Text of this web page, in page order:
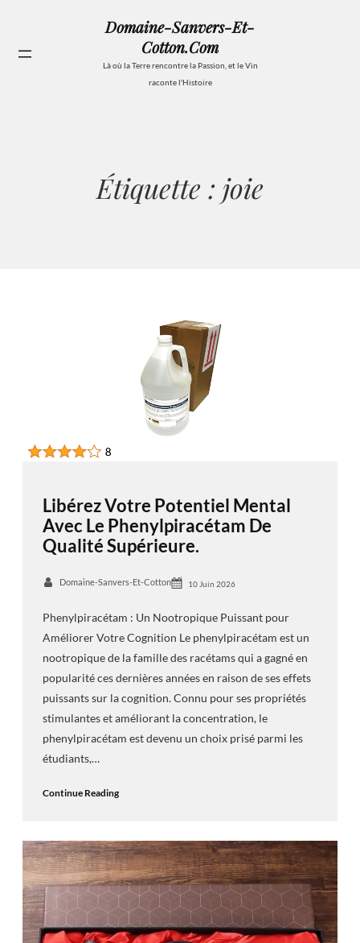
contenu
Domaine-Sanvers-Et-
Cotton.com
Là où la Terre rencontre la Passion, et le Vin
raconte l'Histoire
Étiquette : joie
Libérez Votre Potentiel Mental
Avec Le Phenylpiracétam De
Qualité Supérieure.
Domaine-Sanvers-Et-Cotton 10 Juin 2026
Phenylpiracétam : Un Nootropique Puissant pour
Améliorer Votre Cognition Le phenylpiracétam est un
nootropique de la famille des racétams qui a gagné en
popularité ces dernières années en raison de ses effets
puissants sur la cognition. Connu pour ses propriétés
stimulantes et améliorant la concentration, le
phenylpiracétam est devenu un choix prisé parmi les
étudiants,…
Continue Reading